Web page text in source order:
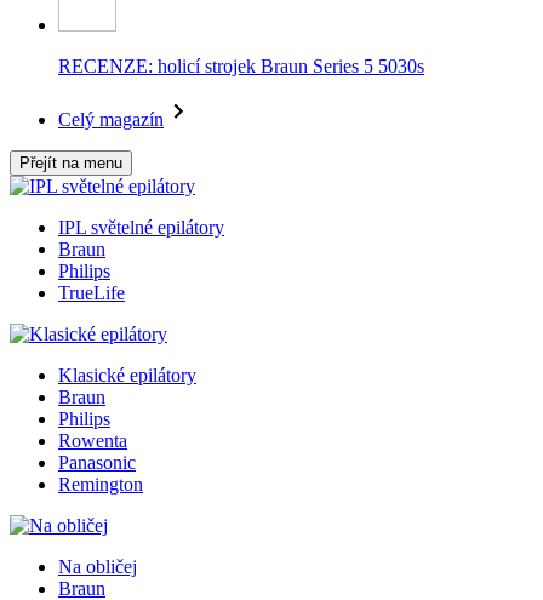
RECENZE: holicí strojek Braun Series 5 5030s
Celý magazín
Přejít na menu
IPL světelné epilátory
Braun
Philips
TrueLife
Klasické epilátory
Braun
Philips
Rowenta
Panasonic
Remington
Na obličej
Braun